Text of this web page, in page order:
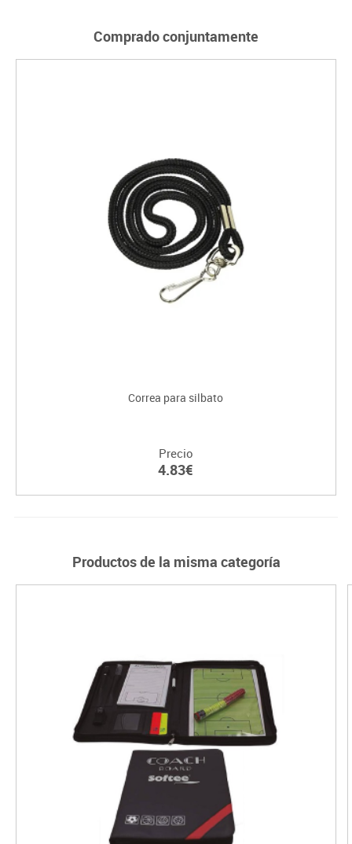
Comprado conjuntamente
Correa para silbato
Precio
4.83€
Productos de la misma categoría